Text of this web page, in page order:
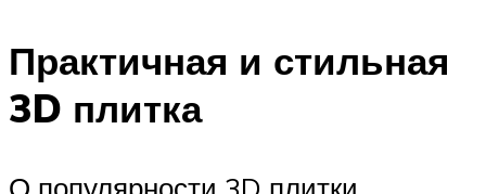
Практичная и стильная
3D плитка